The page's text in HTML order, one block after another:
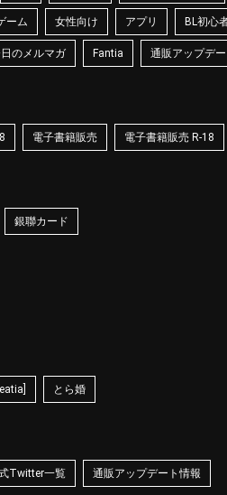
ーム 女性向け アプリ BL初心
のメルマガ Fantia 通販アップデ
電子書籍販売 電子書籍販売 R-18
銀聯カード
とら婚
Twitter一覧 通販アップデート情報